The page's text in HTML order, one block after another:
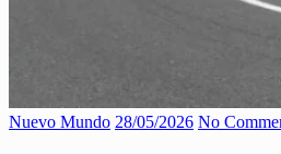
Nuevo Mundo 28/05/2026 No